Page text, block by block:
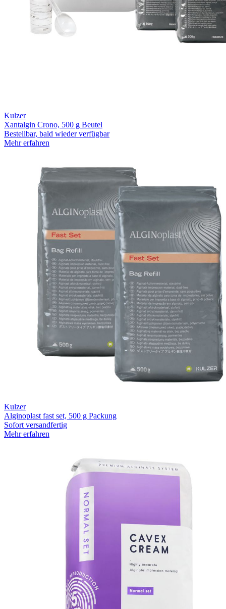
Kulzer
Xantalgin Crono, 500 g Beutel
Bestellbar, bald wieder verfügbar
Mehr erfahren
Kulzer
Alginoplast fast set, 500 g Packung
Sofort versandfertig
Mehr erfahren